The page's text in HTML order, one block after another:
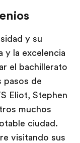
y su
y la excelencia
el bachillerato
pasos de
Eliot, Stephen
muchos
ciudad.
visitando sus